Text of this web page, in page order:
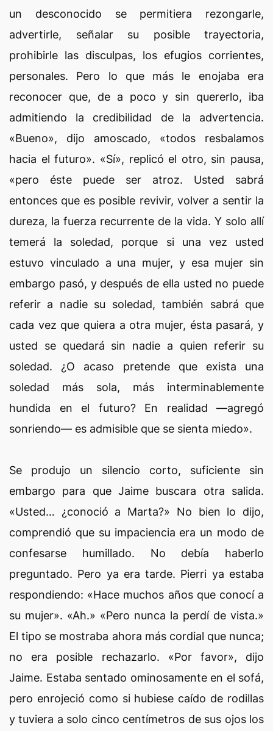
un desconocido se permitiera rezongarle,
advertirle, señalar su posible trayectoria,
prohibirle las disculpas, los efugios corrientes,
personales. Pero lo que más le enojaba era
reconocer que, de a poco y sin quererlo, iba
admitiendo la credibilidad de la advertencia.
«Bueno», dijo amoscado, «todos resbalamos
hacia el futuro». «Sí», replicó el otro, sin pausa,
«pero éste puede ser atroz. Usted sabrá
entonces que es posible revivir, volver a sentir la
dureza, la fuerza recurrente de la vida. Y solo allí
temerá la soledad, porque si una vez usted
estuvo vinculado a una mujer, y esa mujer sin
embargo pasó, y después de ella usted no puede
referir a nadie su soledad, también sabrá que
cada vez que quiera a otra mujer, ésta pasará, y
usted se quedará sin nadie a quien referir su
soledad. ¿O acaso pretende que exista una
soledad más sola, más interminablemente
hundida en el futuro? En realidad —agregó
sonriendo— es admisible que se sienta miedo».
Se produjo un silencio corto, suficiente sin
embargo para que Jaime buscara otra salida.
«Usted… ¿conoció a Marta?» No bien lo dijo,
comprendió que su impaciencia era un modo de
confesarse humillado. No debía haberlo
preguntado. Pero ya era tarde. Pierri ya estaba
respondiendo: «Hace muchos años que conocí a
su mujer». «Ah.» «Pero nunca la perdí de vista.»
El tipo se mostraba ahora más cordial que nunca;
no era posible rechazarlo. «Por favor», dijo
Jaime. Estaba sentado ominosamente en el sofá,
pero enrojeció como si hubiese caído de rodillas
y tuviera a solo cinco centímetros de sus ojos los